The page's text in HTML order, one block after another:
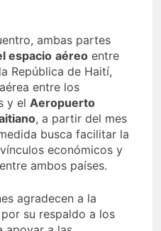
ambas partes
espacio aéreo entre
República de Haití,
entre los
y el Aeropuerto
, a partir del mes
busca facilitar la
económicos y
ambos países.
agradecen a la
su respaldo a los